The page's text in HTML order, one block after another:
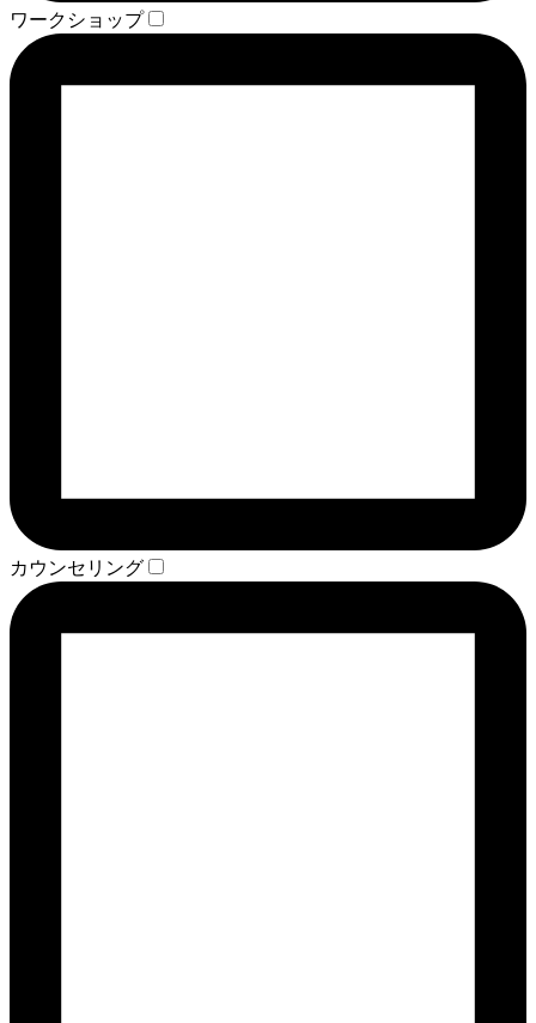
ワークショップ
カウンセリング